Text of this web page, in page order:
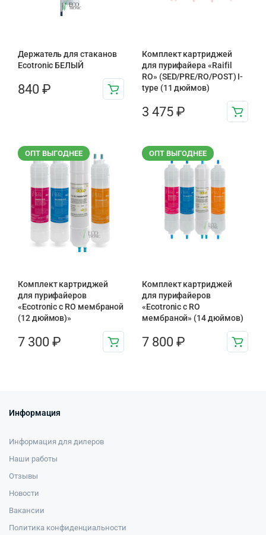
Держатель для стаканов
Ecotronic БЕЛЫЙ
840 ₽
Комплект картриджей
для пурифайера «Raifil
RO» (SED/PRE/RO/POST) I-
type (11 дюймов)
3 475 ₽
ОПТ ВЫГОДНЕЕ
Комплект картриджей
для пурифайеров
«Ecotronic с RO мембраной
(12 дюймов)»
7 300 ₽
ОПТ ВЫГОДНЕЕ
Комплект картриджей
для пурифайеров
«Ecotronic с RO
мембраной» (14 дюймов)
7 800 ₽
Информация
Информация для дилеров
Наши работы
Отзывы
Новости
Вакансии
Политика конфиденциальности